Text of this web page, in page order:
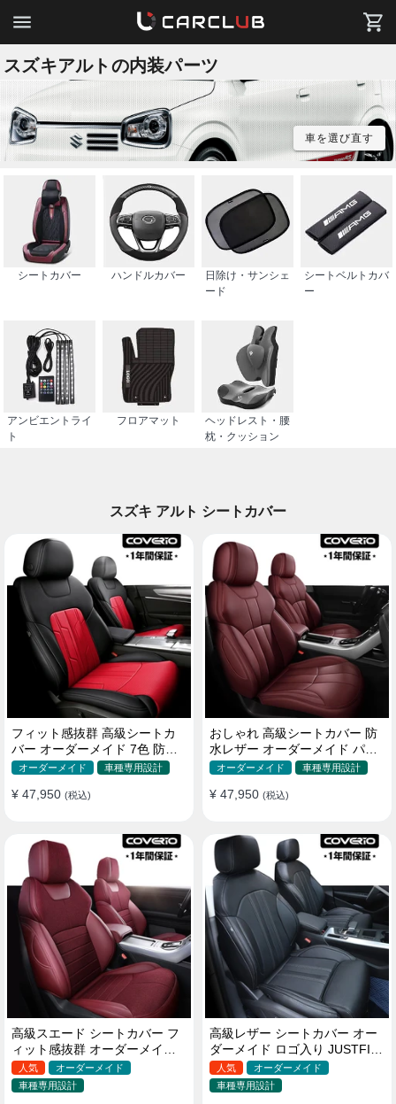
スズキアルトの内装パーツ
車を選び直す
シートカバー ハンドルカバー
日除け・サンシェ
ード
シートベルトカバ
ー
アンビエントライ
ト
フロアマット
ヘッドレスト・腰
枕・クッション
スズキ アルト シートカバー
フィット感抜群 高級シートカ
バー オーダーメイド 7色 防水
レザー おしゃれ 全席セット
オーダーメイド 車種専用設計
¥ 47,950 (税込)
おしゃれ 高級シートカバー 防
水レザー オーダーメイド パン
チング加工 9色 全席セット
オーダーメイド 車種専用設計
¥ 47,950 (税込)
高級スエード シートカバー フ
ィット感抜群 オーダーメイド
耐久性 オシャレ 全席セット
人気
オーダーメイド
車種専用設計
高級レザー シートカバー オー
ダーメイド ロゴ入り JUSTFIT
保証 耐摩耗性 全席セット
人気
オーダーメイド
車種専用設計